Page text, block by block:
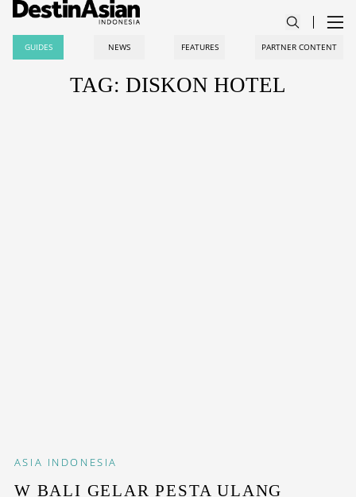
GUIDES NEWS FEATURES PARTNER CONTENT
TAG: DISKON HOTEL
ASIA INDONESIA
W BALI GELAR PESTA ULANG